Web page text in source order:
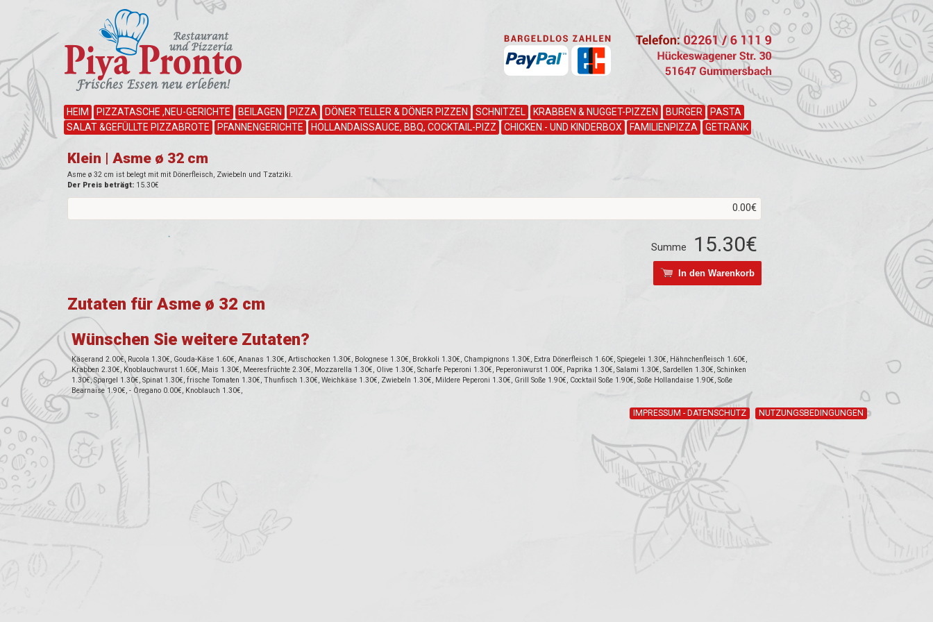
HEIM PIZZATASCHE ,NEU-GERICHTE BEILAGEN PIZZA DÖNER TELLER & DÖNER PIZZEN SCHNITZEL KRABBEN & NUGGET-PIZZEN BURGER
PASTA
SALAT &GEFÜLLTE PIZZABROTE
PFANNENGERICHTE HOLLANDAISSAUCE, BBQ, COCKTAIL-PIZZ CHICKEN.- UND KINDERBOX FAMILIENPIZZA GETRÄNK
Klein | Asme ø 32 cm
Asme ø 32 cm ist belegt mit mit Dönerfleisch, Zwiebeln und Tzatziki.
Der Preis beträgt: 15.30€
0.00€
Summe 15.30€
In den Warenkorb
Zutaten für Asme ø 32 cm
Wünschen Sie weitere Zutaten?
Käserand 2.00€, Rucola 1.30€, Gouda-Käse 1.60€, Ananas 1.30€, Artischocken 1.30€, Bolognese 1.30€, Brokkoli 1.30€, Champignons 1.30€, Extra Dönerfleisch 1.60€, Spiegelei 1.30€, Hähnchenfleisch 1.60€,
Krabben 2.30€, Knoblauchwurst 1.60€, Mais 1.30€, Meeresfrüchte 2.30€, Mozzarella 1.30€, Olive 1.30€, Scharfe Peperoni 1.30€, Peperoniwurst 1.00€, Paprika 1.30€, Salami 1.30€, Sardellen 1.30€, Schinken
1.30€, Spargel 1.30€, Spinat 1.30€, frische Tomaten 1.30€, Thunfisch 1.30€, Weichkäse 1.30€, Zwiebeln 1.30€, Mildere Peperoni 1.30€, Grill Soße 1.90€, Cocktail Soße 1.90€, Soße Hollandaise 1.90€, Soße
Bearnaise 1.90€, - Oregano 0.00€, Knoblauch 1.30€,
NUTZUNGSBEDINGUNGEN
IMPRESSUM - DATENSCHUTZ